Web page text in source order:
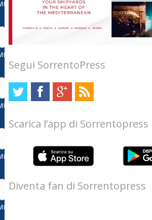
Segui SorrentoPress
Scarica l’app di Sorrentopress
Diventa fan di Sorrentopress